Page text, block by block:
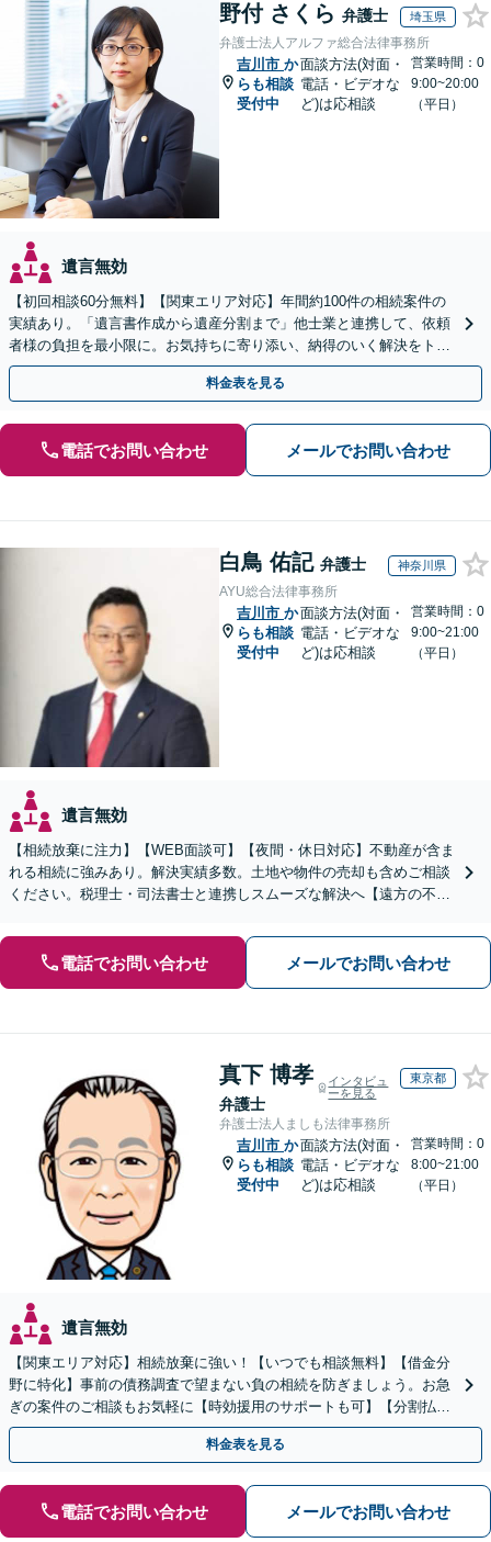
野付 さくら 弁護士 埼玉県
弁護士法人アルファ総合法律事務所
吉川市 か
らも相談
受付中
面談方法(対面・
電話・ビデオな
ど)は応相談
営業時間：0
9:00~20:00
（平日）
遺言無効
【初回相談60分無料】【関東エリア対応】年間約100件の相続案件の
実績あり。「遺言書作成から遺産分割まで」他士業と連携して、依頼
者様の負担を最小限に。お気持ちに寄り添い、納得のいく解決をトー
タル・サポート【当日・夜間（18時まで）の相談可】
料金表を見る
電話でお問い合わせ メールでお問い合わせ
白鳥 佑記 弁護士 神奈川県
AYU総合法律事務所
吉川市 か
らも相談
受付中
面談方法(対面・
電話・ビデオな
ど)は応相談
営業時間：0
9:00~21:00
（平日）
遺言無効
【相続放棄に注力】【WEB面談可】【夜間・休日対応】不動産が含ま
れる相続に強みあり。解決実績多数。土地や物件の売却も含めご相談
ください。税理士・司法書士と連携しスムーズな解決へ【遠方の不動
電話でお問い合わせ メールでお問い合わせ
真下 博孝
弁護士
インタビュ
ーを見る
東京都
弁護士法人ましも法律事務所
吉川市 か
らも相談
受付中
面談方法(対面・
電話・ビデオな
ど)は応相談
営業時間：0
8:00~21:00
（平日）
遺言無効
【関東エリア対応】相続放棄に強い！【いつでも相談無料】【借金分
野に特化】事前の債務調査で望まない負の相続を防ぎましょう。お急
ぎの案件のご相談もお気軽に【時効援用のサポートも可】【分割払い
利用可】【休日電話相談可能】
料金表を見る
電話でお問い合わせ メールでお問い合わせ